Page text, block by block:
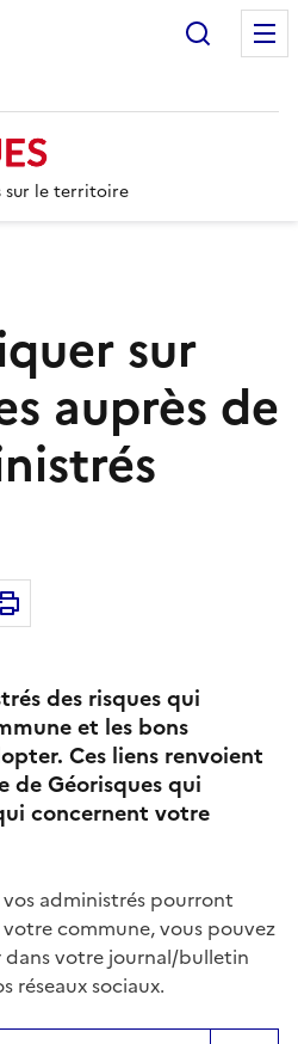
sur le territoire
sur
auprès de
emaildans le presse-papier
des risques qui
et les bons
Ces liens renvoient
de Géorisques qui
concernent votre
administrés pourront
commune, vous pouvez
votre journal/bulletin
réseaux sociaux.